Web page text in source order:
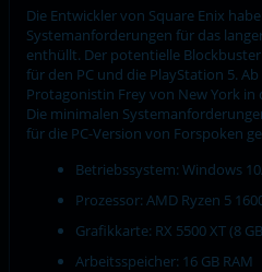
Die Entwickler von Square Enix
Systemanforderungen für das
enthüllt. Der potentielle Blockbuster
für den PC und die PlayStation 5.
Protagonistin Frey von New York in
Die minimalen
für die PC-Version von Forspoken
Betriebssystem: Windows
Prozessor: AMD Ryzen 5
Grafikkarte: RX 5500 XT (8
Arbeitsspeicher: 16 GB RAM